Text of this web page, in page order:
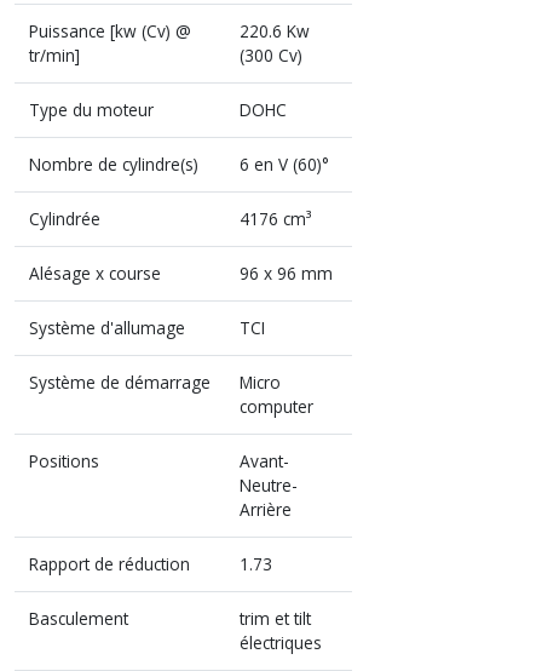
Puissance [kw (Cv) @
tr/min]
220.6 Kw
(300 Cv)
Type du moteur DOHC
Nombre de cylindre(s) 6 en V (60)°
Cylindrée 4176 cm³
Alésage x course 96 x 96 mm
Système d'allumage TCI
Système de démarrage
Micro
computer
Positions
Avant-
Neutre-
Arrière
Rapport de réduction 1.73
Basculement
trim et tilt
électriques